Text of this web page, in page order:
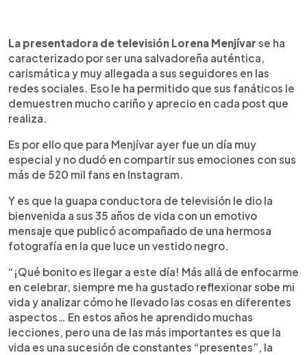
Escuchar artículo
La presentadora de televisión Lorena Menjívar se ha
caracterizado por ser una salvadoreña auténtica,
carismática y muy allegada a sus seguidores en las
redes sociales. Eso le ha permitido que sus fanáticos le
demuestren mucho cariño y aprecio en cada post que
realiza.
Es por ello que para Menjívar ayer fue un día muy
especial y no dudó en compartir sus emociones con sus
más de 520 mil fans en Instagram.
Y es que la guapa conductora de televisión le dio la
bienvenida a sus 35 años de vida con un emotivo
mensaje que publicó acompañado de una hermosa
fotografía en la que luce un vestido negro.
“¡Qué bonito es llegar a este día! Más allá de enfocarme
en celebrar, siempre me ha gustado reflexionar sobe mi
vida y analizar cómo he llevado las cosas en diferentes
aspectos… En estos años he aprendido muchas
lecciones, pero una de las más importantes es que la
vida es una sucesión de constantes “presentes”, la